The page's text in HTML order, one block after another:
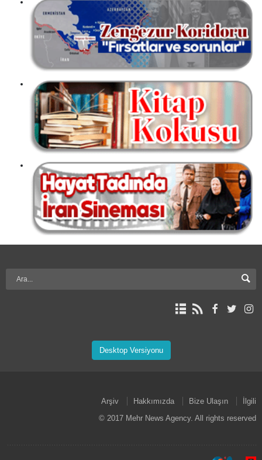
Desktop Versiyonu
Arşiv Hakkımızda Bize Ulaşın
İlgili
© 2017 Mehr News Agency. All rights reserved